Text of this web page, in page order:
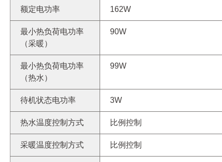
额定电功率 162W
最小热负荷电功率
（采暖）
90W
最小热负荷电功率
（热水）
99W
待机状态电功率 3W
热水温度控制方式 比例控制
采暖温度控制方式 比例控制